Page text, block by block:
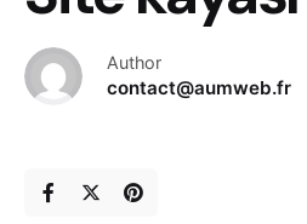
Author
contact@aumweb.fr